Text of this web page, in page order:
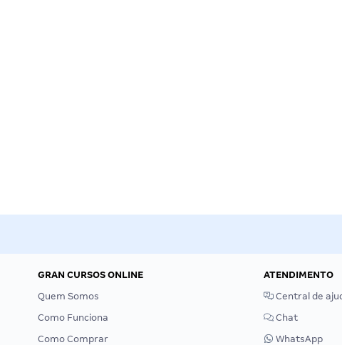
GRAN CURSOS ONLINE
Quem Somos
Como Funciona
Como Comprar
ATENDIMENTO
Central de
Chat
WhatsApp